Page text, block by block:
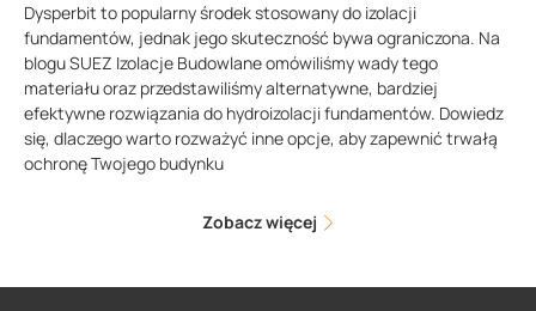
Dysperbit to popularny środek stosowany do izolacji
fundamentów, jednak jego skuteczność bywa ograniczona. Na
blogu SUEZ Izolacje Budowlane omówiliśmy wady tego
materiału oraz przedstawiliśmy alternatywne, bardziej
efektywne rozwiązania do hydroizolacji fundamentów. Dowiedz
się, dlaczego warto rozważyć inne opcje, aby zapewnić trwałą
ochronę Twojego budynku
Zobacz więcej